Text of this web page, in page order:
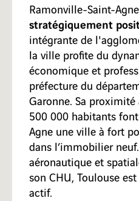
Ramonville-Saint-
stratégiquement
intégrante de
la ville profite du
économique et
préfecture du
Garonne. Sa proximité
500 000 habitants
Agne une ville à fort
dans l’immobilier
aéronautique et
son CHU, Toulouse
actif.